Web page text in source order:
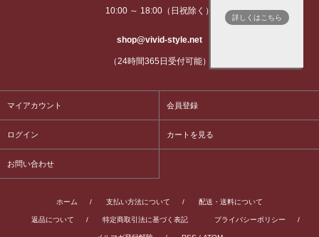
10:00 ～ 18:00（日祝除く）
shop@vivid-style.net
（24時間365日受付可能）
マイアカウント 会員登録
ログイン カートを見る
お問い合わせ
ホーム / 支払い方法について / 配送・送料について
返品について / 特定商取引法に基づく表記 プライバシーポリシー /
詳しくはこちら